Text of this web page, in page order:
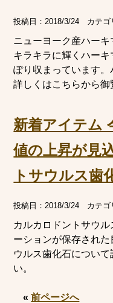
投稿日：2018/3/24 カテゴ
ニューヨーク産ハーキ
キラキラに輝くハー
ぽり収まっています
詳しくはこちらから御
新着アイテム
値の上昇が見
トサウルス歯
投稿日：2018/3/24 カテゴ
カルカロドントサウ
ーションが保存され
ウルス歯化石につい
い。
«前ページへ